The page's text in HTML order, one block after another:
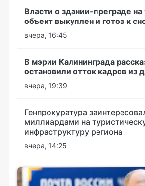
Власти о здании-преграде
объект выкуплен и готов к
вчера, 16:45
В мэрии Калининграда
остановили отток кадров из
вчера, 19:39
Генпрокуратура
миллиардами на
инфраструктуру региона
вчера, 14:25